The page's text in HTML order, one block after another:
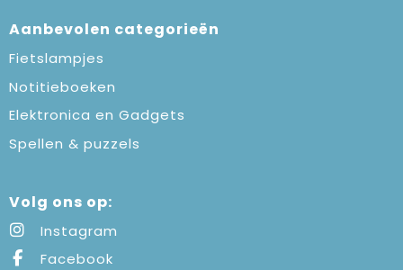
Aanbevolen categorieën
Fietslampjes
Notitieboeken
Elektronica en Gadgets
Spellen & puzzels
Volg ons op:
Instagram
Facebook